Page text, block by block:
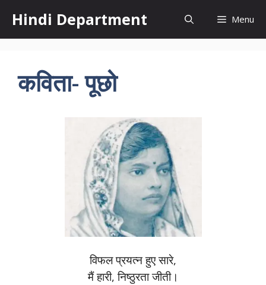
content
Hindi Department Menu
कविता- पूछो
विफल प्रयत्न हुए सारे,
मैं हारी, निष्ठुरता जीती।